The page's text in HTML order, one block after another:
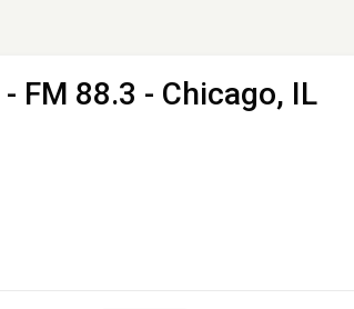
- FM 88.3 - Chicago, IL